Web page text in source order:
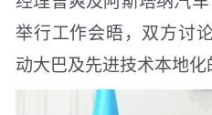
举行工作会晤，双方讨
动大巴及先进技术本地化